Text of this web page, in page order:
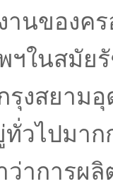
านของค
ฯในสมัย
รุงสยาม
วไปมา
ว่าการผ